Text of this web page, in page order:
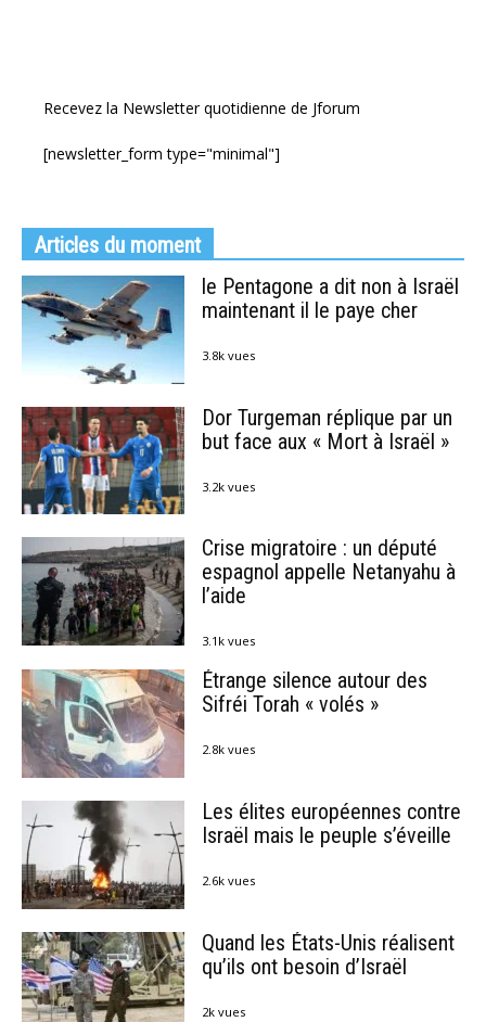
Recevez la Newsletter quotidienne de Jforum
[newsletter_form type="minimal"]
Articles du moment
le Pentagone a dit non à Israël
maintenant il le paye cher
3.8k vues
Dor Turgeman réplique par un
but face aux « Mort à Israël »
3.2k vues
Crise migratoire : un député
espagnol appelle Netanyahu à
l’aide
3.1k vues
Étrange silence autour des
Sifréi Torah « volés »
2.8k vues
Les élites européennes contre
Israël mais le peuple s’éveille
2.6k vues
Quand les États-Unis réalisent
qu’ils ont besoin d’Israël
2k vues